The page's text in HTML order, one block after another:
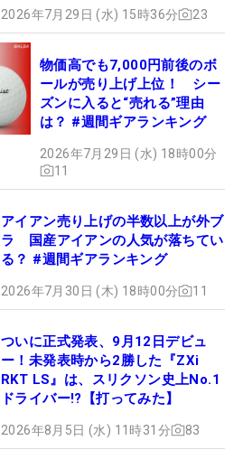
2026年7月29日 (水) 15時36分 23
物価高でも7,000円前後のボ
ールが売り上げ上位！ シー
ズンに入ると“売れる”理由
は？ #週間ギアランキング
2026年7月29日 (水) 18時00分
11
アイアン売り上げの半数以上が外ブ
ラ 国産アイアンの人気が落ちてい
る？ #週間ギアランキング
2026年7月30日 (木) 18時00分 11
ついに正式発表、9月12日デビュ
ー！未発表時から2勝した『ZXi
RKT LS』は、スリクソン史上No.1
ドライバー!?【打ってみた】
2026年8月5日 (水) 11時31分 83